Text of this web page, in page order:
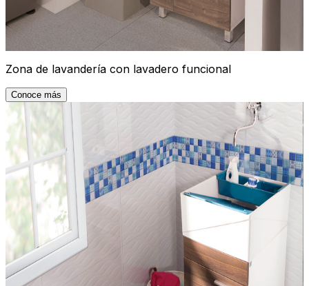
Zona de lavandería con lavadero funcional
Conoce más